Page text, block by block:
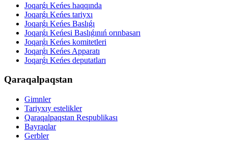
Joqarǵı Keńes haqqında
Joqarǵı Keńes tariyxı
Joqarǵı Keńes Baslıǵı
Joqarǵı Keńesi Baslıǵınıń orınbasarı
Joqarǵı Keńes komitetleri
Joqarǵı Keńes Apparatı
Joqarǵı Keńes deputatları
Qaraqalpaqstan
Gimnler
Tariyxıy estelikler
Qaraqalpaqstan Respublikası
Bayraqlar
Gerbler